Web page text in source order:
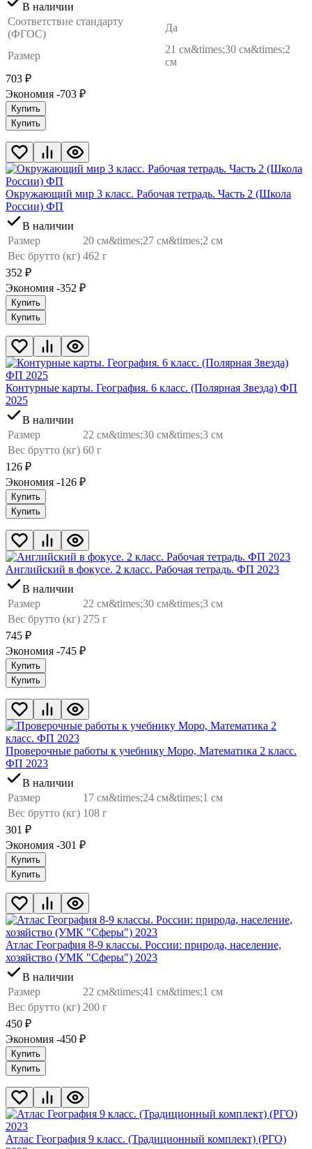
В наличии
Соответствие стандарту
(ФГОС)
Да
Размер
21 см&times;30 см&times;2
см
703 ₽
Экономия -703 ₽
Купить
Купить
Окружающий мир 3 класс. Рабочая тетрадь. Часть 2 (Школа
России) ФП
В наличии
Размер
20 см&times;27 см&times;2 см
Вес брутто (кг) 462 г
352 ₽
Экономия -352 ₽
Купить
Купить
Контурные карты. География. 6 класс. (Полярная Звезда) ФП
2025
В наличии
Размер
22 см&times;30 см&times;3 см
Вес брутто (кг) 60 г
126 ₽
Экономия -126 ₽
Купить
Купить
Английский в фокусе. 2 класс. Рабочая тетрадь. ФП 2023
В наличии
Размер
22 см&times;30 см&times;3 см
Вес брутто (кг) 275 г
745 ₽
Экономия -745 ₽
Купить
Купить
Проверочные работы к учебнику Моро, Математика 2 класс.
ФП 2023
В наличии
Размер
17 см&times;24 см&times;1 см
Вес брутто (кг) 108 г
301 ₽
Экономия -301 ₽
Купить
Купить
Атлас География 8-9 классы. России: природа, население,
хозяйство (УМК "Сферы") 2023
В наличии
Размер
22 см&times;41 см&times;1 см
Вес брутто (кг) 200 г
450 ₽
Экономия -450 ₽
Купить
Купить
Атлас География 9 класс. (Традиционный комплект) (РГО)